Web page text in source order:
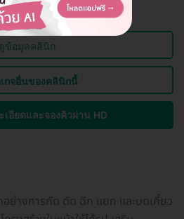
ดูข้อมูลคลินิก
กจอื่นของคลินิกนี้
เอียดและจองคิวผ่าน HD
ย่างการกัด ตัด ฉีก แยก และบดเคี้ยว